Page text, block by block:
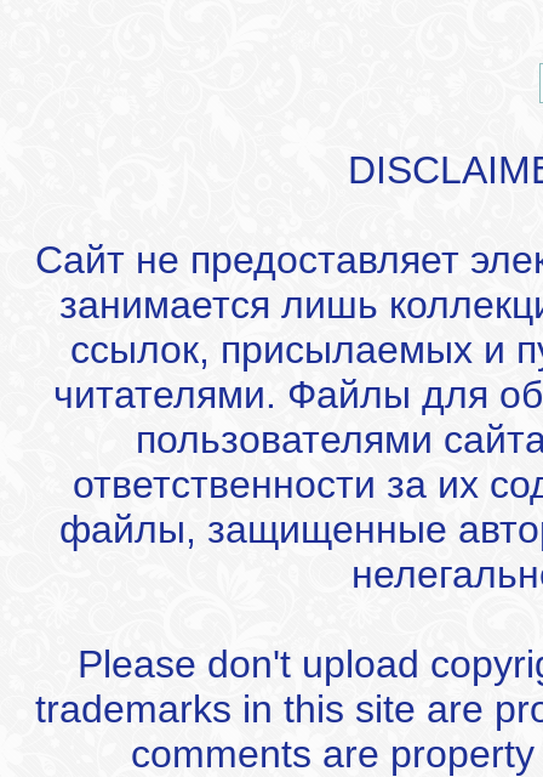
Сайт не предоставляет
занимается лишь
ссылок, присылаемых и
читателями. Файлы для
пользователями
ответственности за их
файлы, защищенные
Please don't upload
trademarks in this site are
comments are